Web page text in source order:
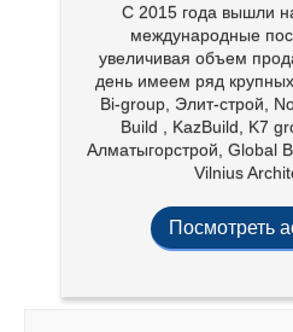
С 2015 года вышли
международные
увеличивая объем
день имеем ряд
Bi-group, Элит-строй,
Build , KazBuild, K7
Алматыгорстрой, Global
Vilnius
Посмотреть